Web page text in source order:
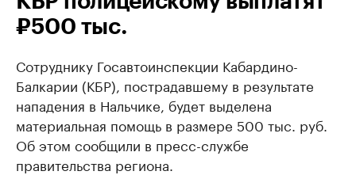
₽500 тыс.
Сотруднику Госавтоинспекции Кабардино-
Балкарии (КБР), пострадавшему в результате
нападения в Нальчике, будет выделена
материальная помощь в размере 500 тыс. руб.
Об этом сообщили в пресс-службе
правительства региона.